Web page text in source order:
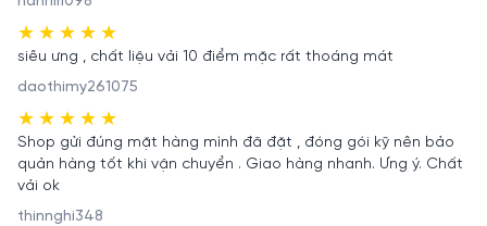
siêu ưng , chất liệu vải 10 điểm mặc rất thoáng mát
daothimy261075
Shop gửi đúng mặt hàng mình đã đặt , đóng gói kỹ nên bảo
quản hàng tốt khi vận chuyển . Giao hàng nhanh. Ưng ý. Chất
vải ok
thinnghi348